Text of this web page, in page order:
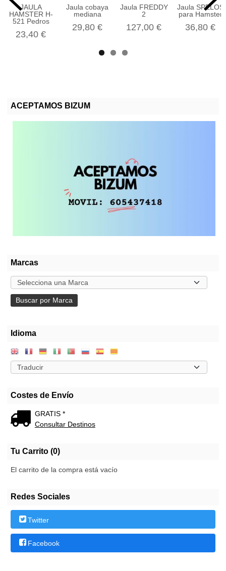
ACEPTAMOS BIZUM
Marcas
Idioma
Costes de Envío
GRATIS *
Consultar Destinos
Tu Carrito (0)
El carrito de la compra está vacío
Redes Sociales
Twitter
Facebook
JAULA
HAMSTER H-
521 Pedros
23,40 €
Jaula cobaya
mediana
29,80 €
Jaula FREDDY
2
127,00 €
Jaula SPELOS
para Hamster
36,80 €